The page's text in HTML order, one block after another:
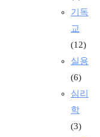
기독
교
(12)
실용
(6)
심리
학
(3)